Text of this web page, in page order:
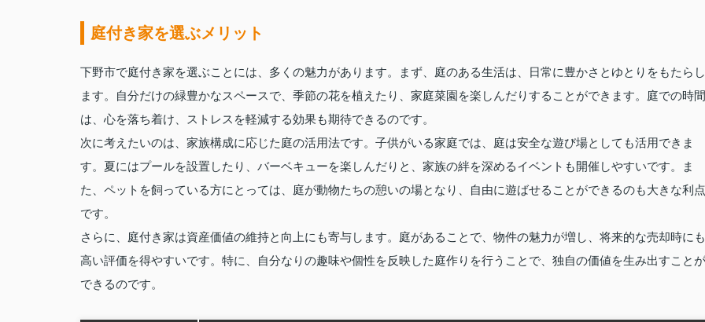
庭付き家を選ぶメリット
下野市で庭付き家を選ぶことには、多くの魅力があります。まず、庭のある生活は、日常に豊かさとゆとりをもたらし
ます。自分だけの緑豊かなスペースで、季節の花を植えたり、家庭菜園を楽しんだりすることができます。庭での時間
は、心を落ち着け、ストレスを軽減する効果も期待できるのです。
次に考えたいのは、家族構成に応じた庭の活用法です。子供がいる家庭では、庭は安全な遊び場としても活用できま
す。夏にはプールを設置したり、バーベキューを楽しんだりと、家族の絆を深めるイベントも開催しやすいです。ま
た、ペットを飼っている方にとっては、庭が動物たちの憩いの場となり、自由に遊ばせることができるのも大きな利点
です。
さらに、庭付き家は資産価値の維持と向上にも寄与します。庭があることで、物件の魅力が増し、将来的な売却時にも
高い評価を得やすいです。特に、自分なりの趣味や個性を反映した庭作りを行うことで、独自の価値を生み出すことが
できるのです。